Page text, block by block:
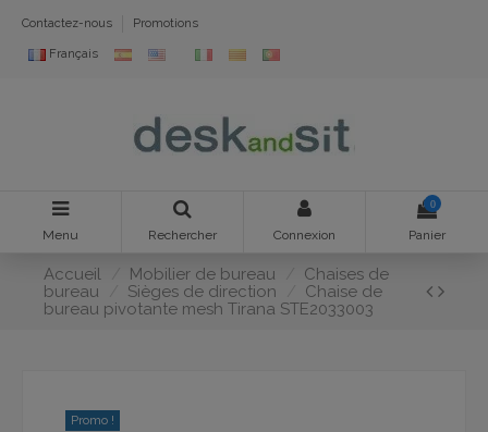
Contactez-nous Promotions
Français
Menu Rechercher Connexion
0
Panier
Accueil Mobilier de bureau
Chaises de
bureau
Sièges de direction
Chaise de
bureau pivotante mesh Tirana STE2033003
Promo !